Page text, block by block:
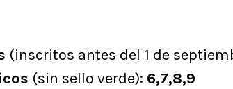
(inscritos antes del 1 de
(sin sello verde): 6,7,8,9